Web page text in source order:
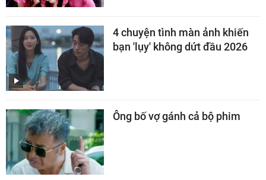
4 chuyện tình màn ảnh khiến
bạn 'lụy' không dứt đầu 2026
Ông bố vợ gánh cả bộ phim